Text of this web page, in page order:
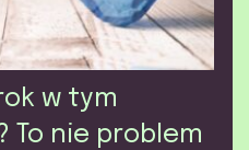
w tym
To nie problem